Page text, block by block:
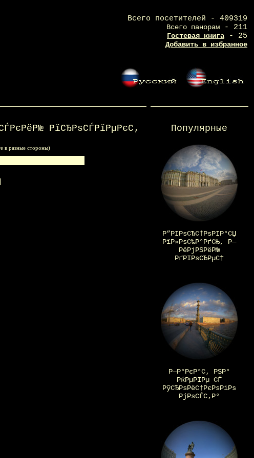
Всего посетителей - 409319
Всего панорам - 211
Гостевая книга - 25
Добавить в избранное
РїСЂРѕСЃРїРµРєС‚
в разные стороны)
Популярные
Р”РІРѕСЂС†РѕРІР°СЏ
РїР»РѕС‰Р°РґСЊ, Р—
РёРјРЅРёР№
РґРІРѕСЂРµС†
Р—Р°РєР°С‚ РЅР°
РќРµРІРµ СЃ
РўСЂРѕРёС†РєРѕРіРѕ
РјРѕСЃС‚Р°